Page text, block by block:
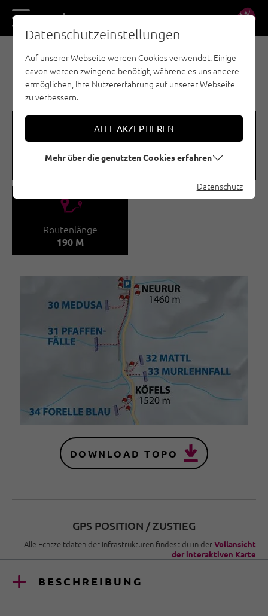
DE EN
EISKLETTERN - PITZTAL
NEURUR / MEDUSA
🞽
Schwierigkeitsgrad
🞱
Seehöhe
🔹
Routenlänge
190 M
DOWNLOAD TOPO
GPS POSITION / ZUSTIEG
Alle Echtzeitdaten der Infrastrukturen findest du in derVollansicht
der interaktiven Karte
BESCHREIBUNG
Datenschutzeinstellungen
Auf unserer Webseite werden Cookies verwendet. Einige
davon werden zwingend benötigt, während es uns andere
ermöglichen, Ihre Nutzererfahrung auf unserer Webseite
zu verbessern.
ALLE AKZEPTIEREN
Mehr über die genutzten Cookies erfahren
Datenschutz